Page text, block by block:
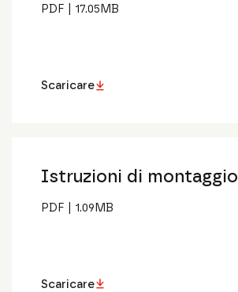
PDF 17.05MB
Scaricare
Istruzioni di montaggio
PDF 1.09MB
Scaricare